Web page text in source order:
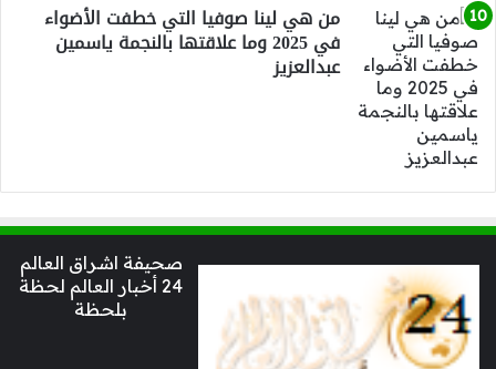
من هي لينا صوفيا التي خطفت الأضواء
في 2025 وما علاقتها بالنجمة ياسمين
عبدالعزيز
صحيفة اشراق العالم
24 أخبار العالم لحظة
بلحظة